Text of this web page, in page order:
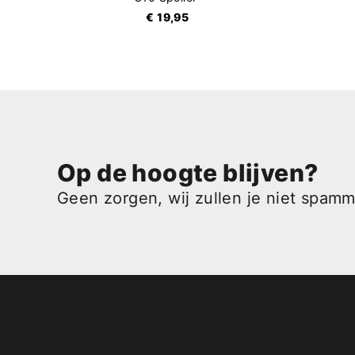
€ 19,95
Op de hoogte blijven?
Geen zorgen, wij zullen je niet